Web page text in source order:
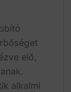
elő,
alkalmi